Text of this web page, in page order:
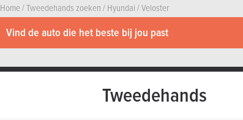
Home/Tweedehands zoeken/Hyundai/Veloster
Vind de auto die het beste bij jou past
Tweedehands